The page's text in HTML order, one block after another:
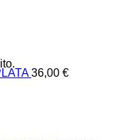
36,00 €